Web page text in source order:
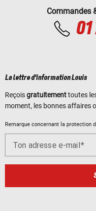
Commandes
01
La lettre d'information Louis
Reçoisgratuitementtoutes
moment, les bonnes affaires
Remarque concernant la protection
Ton adresse e-mail